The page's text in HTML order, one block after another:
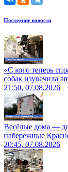
Последние новости
«С кого теперь
собак изувечила
21:50, 07.08.2026
Весёлые дома — до
набережные
20:45, 07.08.2026